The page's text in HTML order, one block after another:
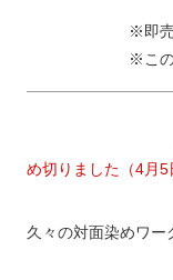
※即
※こ
め切りました（4月5
久々の対面染めワー